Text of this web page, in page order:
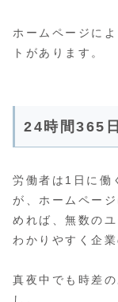
ホームページに
トがあります。
24時間365
労働者は1日に働
が、ホームペー
めれば、無数の
わかりやすく企
真夜中でも時差